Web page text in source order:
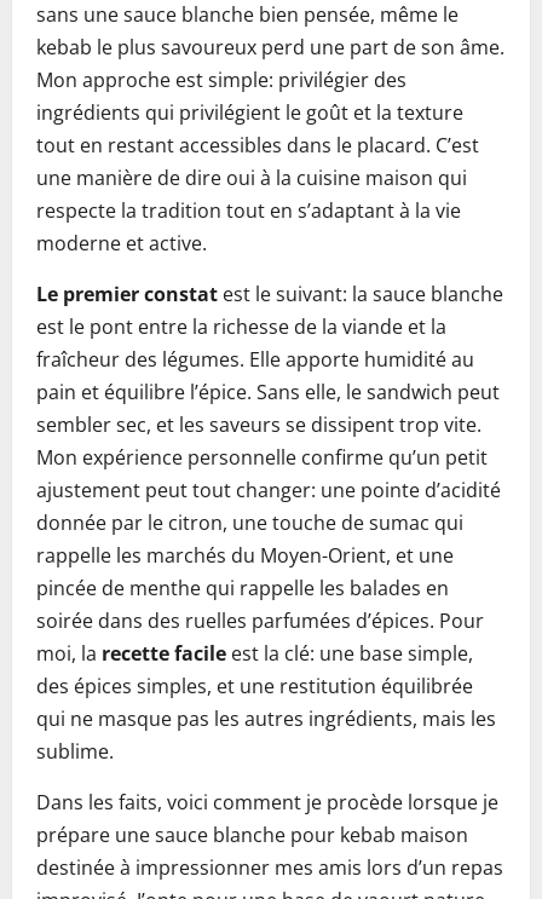
sans une sauce blanche bien pensée, même le
kebab le plus savoureux perd une part de son âme.
Mon approche est simple: privilégier des
ingrédients qui privilégient le goût et la texture
tout en restant accessibles dans le placard. C’est
une manière de dire oui à la cuisine maison qui
respecte la tradition tout en s’adaptant à la vie
moderne et active.
Le premier constat est le suivant: la sauce blanche
est le pont entre la richesse de la viande et la
fraîcheur des légumes. Elle apporte humidité au
pain et équilibre l’épice. Sans elle, le sandwich peut
sembler sec, et les saveurs se dissipent trop vite.
Mon expérience personnelle confirme qu’un petit
ajustement peut tout changer: une pointe d’acidité
donnée par le citron, une touche de sumac qui
rappelle les marchés du Moyen-Orient, et une
pincée de menthe qui rappelle les balades en
soirée dans des ruelles parfumées d’épices. Pour
moi, la recette facile est la clé: une base simple,
des épices simples, et une restitution équilibrée
qui ne masque pas les autres ingrédients, mais les
sublime.
Dans les faits, voici comment je procède lorsque je
prépare une sauce blanche pour kebab maison
destinée à impressionner mes amis lors d’un repas